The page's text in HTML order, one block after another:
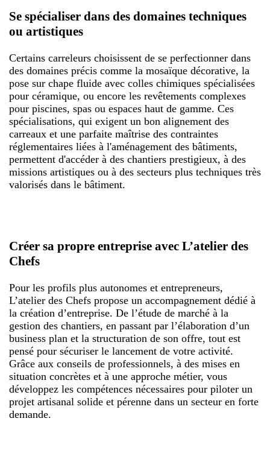
Se spécialiser dans des domaines techniques
ou artistiques
Certains carreleurs choisissent de se perfectionner dans
des domaines précis comme la mosaïque décorative, la
pose sur chape fluide avec colles chimiques spécialisées
pour céramique, ou encore les revêtements complexes
pour piscines, spas ou espaces haut de gamme. Ces
spécialisations, qui exigent un bon alignement des
carreaux et une parfaite maîtrise des contraintes
réglementaires liées à l'aménagement des bâtiments,
permettent d'accéder à des chantiers prestigieux, à des
missions artistiques ou à des secteurs plus techniques très
valorisés dans le bâtiment.
Créer sa propre entreprise avec L’atelier des
Chefs
Pour les profils plus autonomes et entrepreneurs,
L’atelier des Chefs propose un accompagnement dédié à
la création d’entreprise. De l’étude de marché à la
gestion des chantiers, en passant par l’élaboration d’un
business plan et la structuration de son offre, tout est
pensé pour sécuriser le lancement de votre activité.
Grâce aux conseils de professionnels, à des mises en
situation concrètes et à une approche métier, vous
développez les compétences nécessaires pour piloter un
projet artisanal solide et pérenne dans un secteur en forte
demande.